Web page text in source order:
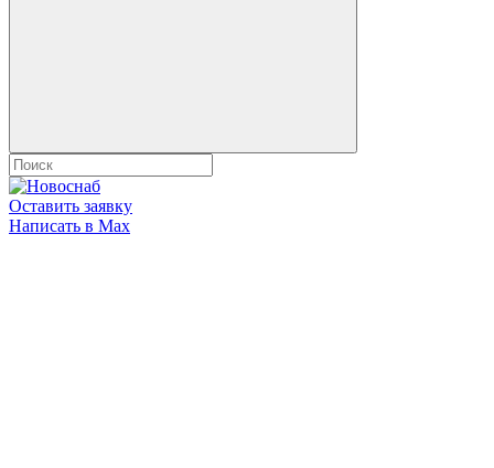
Оставить заявку
Написать в Max